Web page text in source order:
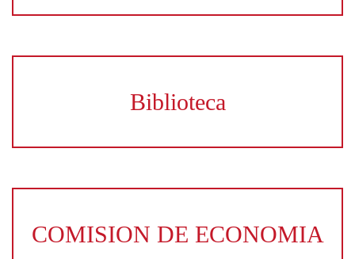
Biblioteca
COMISION DE ECONOMIA